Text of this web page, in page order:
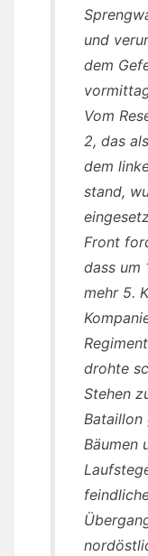
und
dem
Vom
2, das
dem
stand,
Front
dass um
mehr 5.
drohte
Stehen
Bataillon
Bäumen